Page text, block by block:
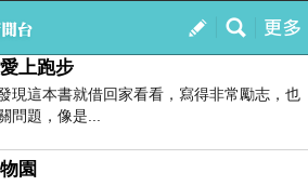
我的
訂閱
上跑步
現這本書就借回家看看，寫得非常勵志，也
問題，像是...
園